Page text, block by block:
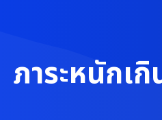
ภาระหนักเ